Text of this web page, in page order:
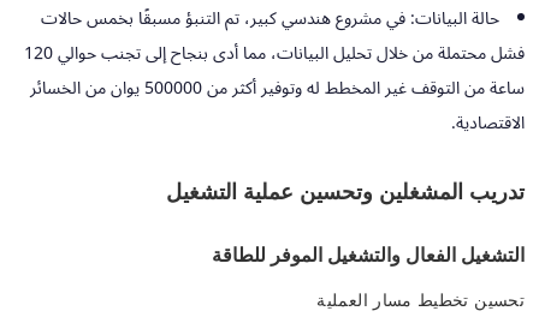
حالة البيانات:في مشروع هندسي كبير، تم التنبؤ مسبقًا بخمس حالات
فشل محتملة من خلال تحليل البيانات، مما أدى بنجاح إلى تجنب حوالي 120
ساعة من التوقف غير المخطط له وتوفير أكثر من 500000 يوان من الخسائر
الاقتصادية.
تدريب المشغلين وتحسين عملية التشغيل
التشغيل الفعال والتشغيل الموفر للطاقة
تحسين تخطيط مسار العملية